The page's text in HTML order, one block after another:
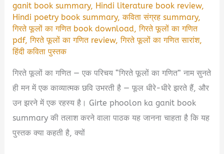
ganit book summary, Hindi literature book review,
Hindi poetry book summary,कविता संग्रह summary,
गिरते फूलों का गणित book download,गिरते फूलों का गणित
pdf,गिरते फूलों का गणित review,गिरते फूलों का गणित सारांश,
हिंदी कविता पुस्तक
गिरते फूलों का गणित — एक परिचय “गिरते फूलों का गणित” नाम सुनते
ही मन में एक काव्यात्मक छवि उभरती है — फूल धीरे-धीरे झरते हैं, और
उन झरने में एक रहस्य है। Girte phoolon ka ganit book
summary की तलाश करने वाला पाठक यह जानना चाहता है कि यह
पुस्तक क्या कहती है, क्यों